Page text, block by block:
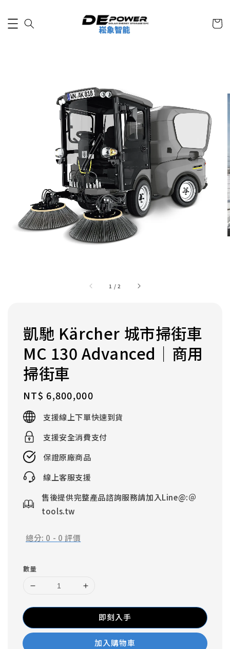
1 /2
凱馳 Kärcher 城市掃街車
MC 130 Advanced｜商用
掃街車
Regular
price
NT$ 6,800,000
支援線上下單快速到貨
支援安全消費支付
保證原廠商品
線上客服支援
售後提供完整產品諮詢服務請加入Line@:＠
tools.tw
總分: 0 - 0 評價
數量
即刻入手
加入購物車